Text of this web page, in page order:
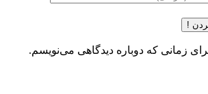
!
زمانی که دوباره دیدگاهی می‌نویسم.